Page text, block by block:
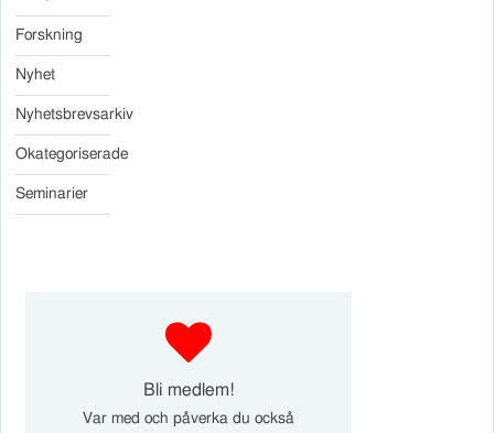
Forskning
Nyhet
Nyhetsbrevsarkiv
Okategoriserade
Seminarier
d
Bli medlem!
Var med och påverka du också